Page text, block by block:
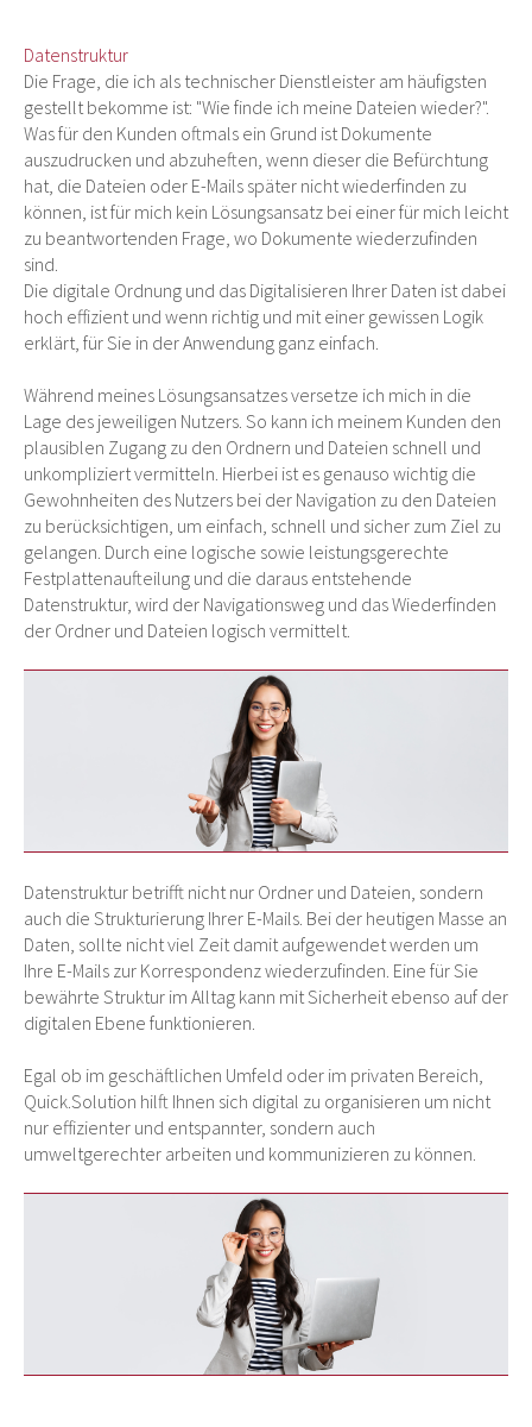
Datenstruktur
Die Frage, die ich als technischer Dienstleister am häufigsten
gestellt bekomme ist: "Wie finde ich meine Dateien wieder?".
Was für den Kunden oftmals ein Grund ist Dokumente
auszudrucken und abzuheften, wenn dieser die Befürchtung
hat, die Dateien oder E-Mails später nicht wiederfinden zu
können, ist für mich kein Lösungsansatz bei einer für mich leicht
zu beantwortenden Frage, wo Dokumente wiederzufinden
sind.
Die digitale Ordnung und das Digitalisieren Ihrer Daten ist dabei
hoch effizient und wenn richtig und mit einer gewissen Logik
erklärt, für Sie in der Anwendung ganz einfach.
Während meines Lösungsansatzes versetze ich mich in die
Lage des jeweiligen Nutzers. So kann ich meinem Kunden den
plausiblen Zugang zu den Ordnern und Dateien schnell und
unkompliziert vermitteln. Hierbei ist es genauso wichtig die
Gewohnheiten des Nutzers bei der Navigation zu den Dateien
zu berücksichtigen, um einfach, schnell und sicher zum Ziel zu
gelangen. Durch eine logische sowie leistungsgerechte
Festplattenaufteilung und die daraus entstehende
Datenstruktur, wird der Navigationsweg und das Wiederfinden
der Ordner und Dateien logisch vermittelt.
Datenstruktur betrifft nicht nur Ordner und Dateien, sondern
auch die Strukturierung Ihrer E-Mails. Bei der heutigen Masse an
Daten, sollte nicht viel Zeit damit aufgewendet werden um
Ihre E-Mails zur Korrespondenz wiederzufinden. Eine für Sie
bewährte Struktur im Alltag kann mit Sicherheit ebenso auf der
digitalen Ebene funktionieren.
Egal ob im geschäftlichen Umfeld oder im privaten Bereich,
Quick.Solution hilft Ihnen sich digital zu organisieren um nicht
nur effizienter und entspannter, sondern auch
umweltgerechter arbeiten und kommunizieren zu können.